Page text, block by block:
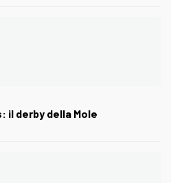
il derby della Mole